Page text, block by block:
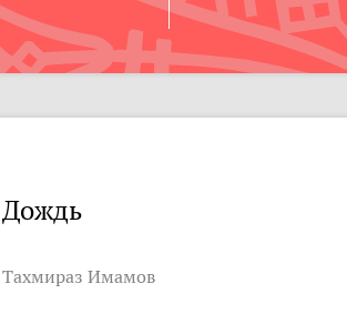
Дождь
Тахмираз Имамов